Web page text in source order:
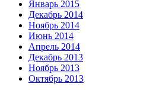
Январь 2015
Декабрь 2014
Ноябрь 2014
Июнь 2014
Апрель 2014
Декабрь 2013
Ноябрь 2013
Октябрь 2013